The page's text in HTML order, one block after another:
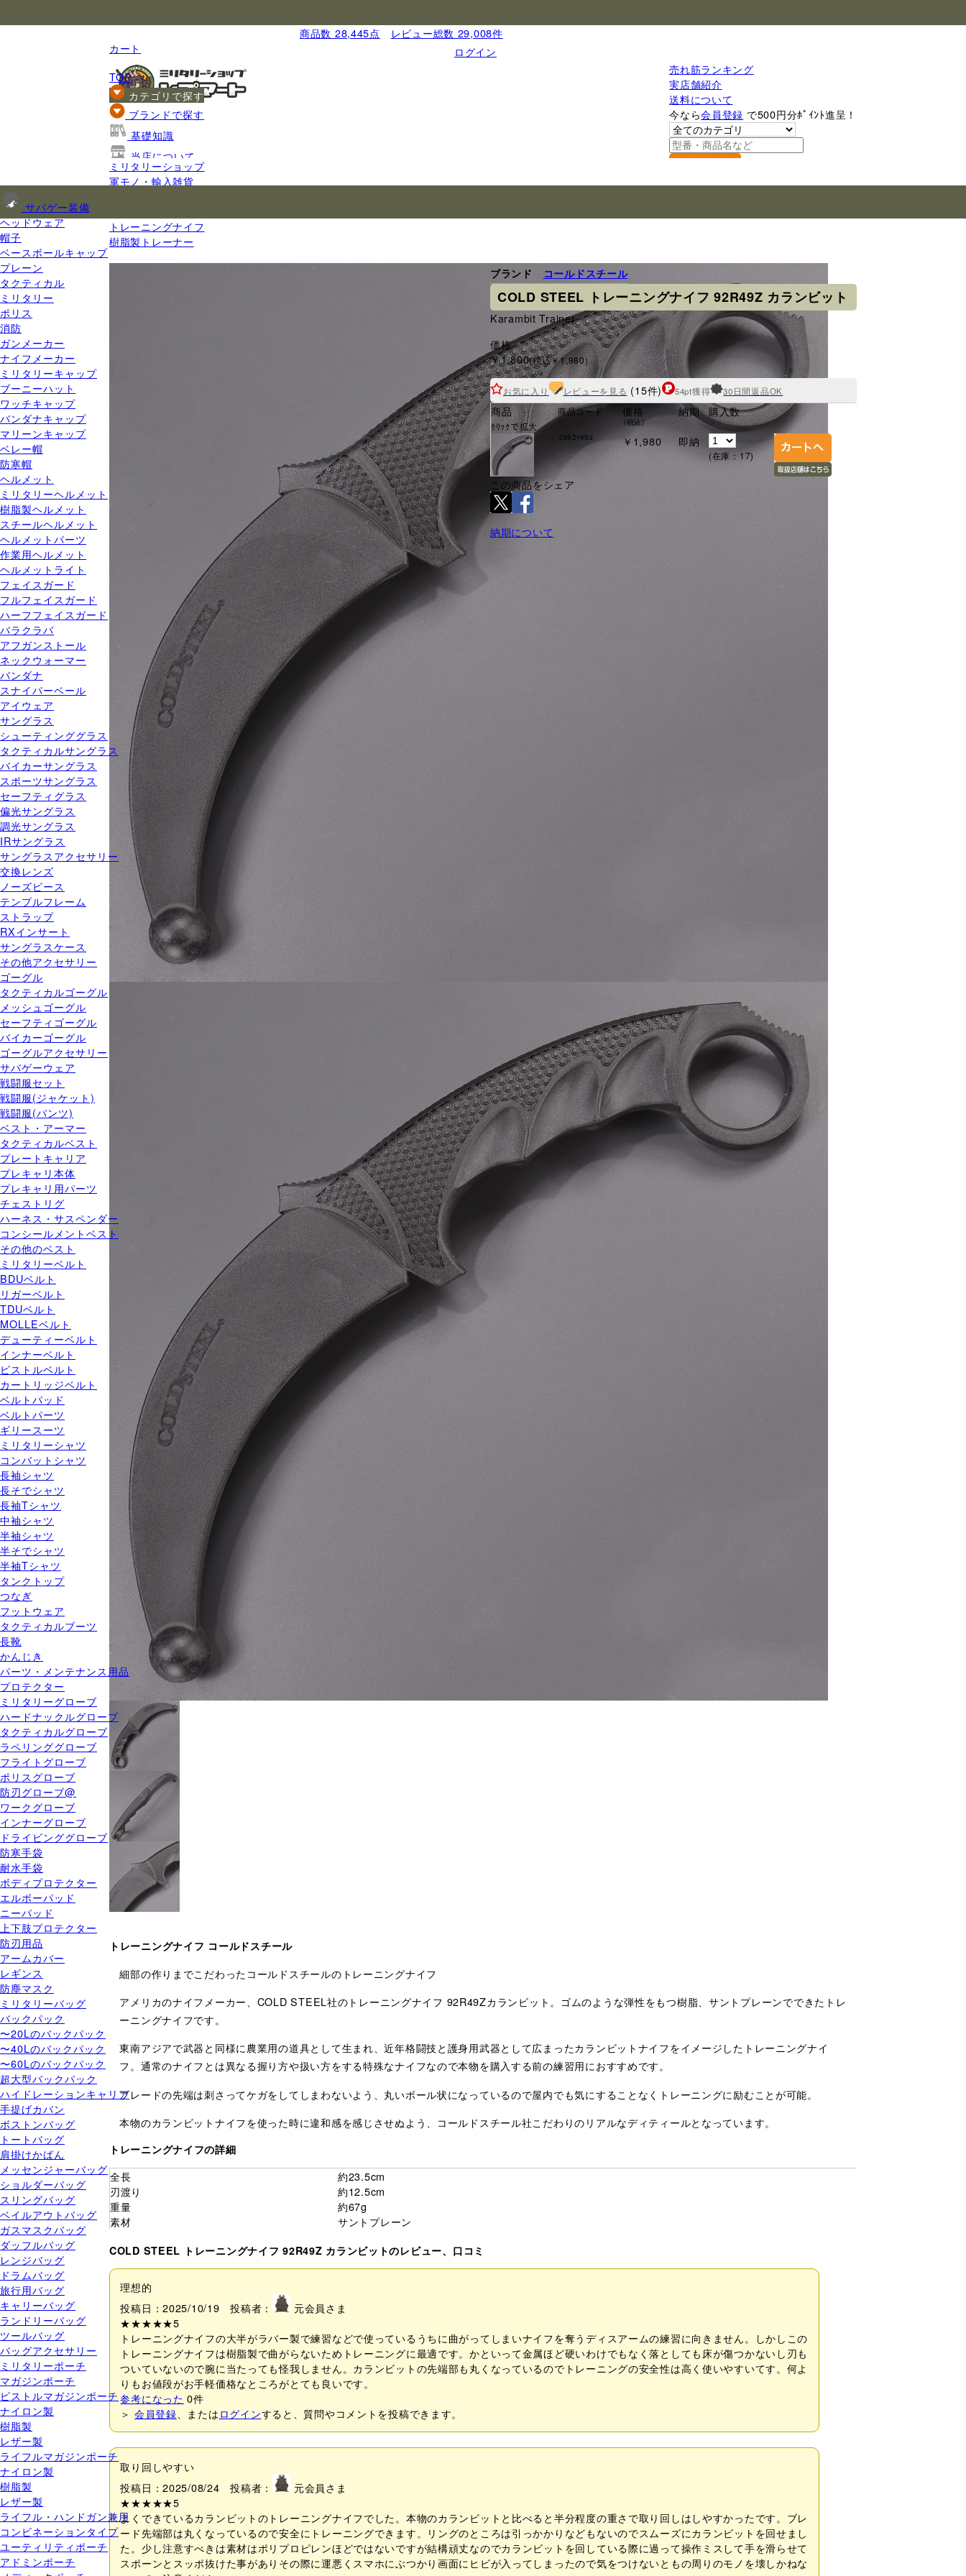
商品数 28,445点
レビュー総数 29,008件
ログイン
カート
売れ筋ランキング
実店舗紹介
送料について
今なら会員登録 で500円分ﾎﾟｲﾝﾄ進呈！
TOP
カテゴリで探す
サバゲー装備
ヘッドウェア
帽子
ベースボールキャップ
プレーン
タクティカル
ミリタリー
ポリス
消防
ガンメーカー
ナイフメーカー
ミリタリーキャップ
ブーニーハット
ワッチキャップ
バンダナキャップ
マリーンキャップ
ベレー帽
防寒帽
ヘルメット
ミリタリーヘルメット
樹脂製ヘルメット
スチールヘルメット
ヘルメットパーツ
作業用ヘルメット
ヘルメットライト
フェイスガード
フルフェイスガード
ハーフフェイスガード
バラクラバ
アフガンストール
ネックウォーマー
バンダナ
スナイパーベール
アイウェア
サングラス
シューティンググラス
タクティカルサングラス
バイカーサングラス
スポーツサングラス
セーフティグラス
偏光サングラス
調光サングラス
IRサングラス
サングラスアクセサリー
交換レンズ
ノーズピース
テンプルフレーム
ストラップ
RXインサート
サングラスケース
その他アクセサリー
ゴーグル
タクティカルゴーグル
メッシュゴーグル
セーフティゴーグル
バイカーゴーグル
ゴーグルアクセサリー
サバゲーウェア
戦闘服セット
戦闘服(ジャケット)
戦闘服(パンツ)
ベスト・アーマー
タクティカルベスト
プレートキャリア
プレキャリ本体
プレキャリ用パーツ
チェストリグ
ハーネス・サスペンダー
コンシールメントベスト
その他のベスト
ミリタリーベルト
BDUベルト
リガーベルト
TDUベルト
MOLLEベルト
デューティーベルト
インナーベルト
ピストルベルト
カートリッジベルト
ベルトパッド
ベルトパーツ
ギリースーツ
ミリタリーシャツ
コンバットシャツ
長袖シャツ
長そでシャツ
長袖Tシャツ
中袖シャツ
半袖シャツ
半そでシャツ
半袖Tシャツ
タンクトップ
つなぎ
フットウェア
タクティカルブーツ
長靴
かんじき
パーツ・メンテナンス用品
プロテクター
ミリタリーグローブ
ハードナックルグローブ
タクティカルグローブ
ラペリンググローブ
フライトグローブ
ポリスグローブ
防刃グローブ@
ワークグローブ
インナーグローブ
ドライビンググローブ
防寒手袋
耐水手袋
ボディプロテクター
エルボーパッド
ニーパッド
上下肢プロテクター
防刃用品
アームカバー
レギンス
防塵マスク
ミリタリーバッグ
バックパック
〜20Lのバックパック
〜40Lのバックパック
〜60Lのバックパック
超大型バックパック
ハイドレーションキャリア
手提げカバン
ボストンバッグ
トートバッグ
肩掛けかばん
メッセンジャーバッグ
ショルダーバッグ
スリングバッグ
ベイルアウトバッグ
ガスマスクバッグ
ダッフルバッグ
レンジバッグ
ドラムバッグ
旅行用バッグ
キャリーバッグ
ランドリーバッグ
ツールバッグ
バッグアクセサリー
ミリタリーポーチ
マガジンポーチ
ピストルマガジンポーチ
ナイロン製
樹脂製
レザー製
ライフルマガジンポーチ
ナイロン製
樹脂製
レザー製
ライフル・ハンドガン兼用
コンビネーションタイプ
ユーティリティポーチ
アドミンポーチ
ブランドで探す
基礎知識
当店について
ご利用ガイド
ミリタリーショップ
軍モノ・輸入雑貨
トレーニングナイフ
樹脂製トレーナー
ブランド コールドスチール
COLD STEEL トレーニングナイフ 92R49Z カランビット
Karambit Trainer
価格
￥1,800(税込￥1,980)
お気に入り レビューを見る (15件) 54pt獲得 30日間返品OK
商品
ｸﾘｯｸで拡大
商品コード 価格
(税込)
納期 購入数
cs92r49z ￥1,980 即納
(在庫：17)
この商品をシェア
納期について
トレーニングナイフ コールドスチール
細部の作りまでこだわったコールドスチールのトレーニングナイフ
アメリカのナイフメーカー、COLD STEEL社のトレーニングナイフ 92R49Zカランビット。ゴムのような弾性をもつ樹脂、サントプレーンでできたトレ
ーニングナイフです。
東南アジアで武器と同様に農業用の道具として生まれ、近年格闘技と護身用武器として広まったカランビットナイフをイメージしたトレーニングナイ
フ。通常のナイフとは異なる握り方や扱い方をする特殊なナイフなので本物を購入する前の練習用におすすめです。
ブレードの先端は刺さってケガをしてしまわないよう、丸いボール状になっているので屋内でも気にすることなくトレーニングに励むことが可能。
本物のカランビットナイフを使った時に違和感を感じさせぬよう、コールドスチール社こだわりのリアルなディティールとなっています。
トレーニングナイフの詳細
全長
約23.5cm
刃渡り
約12.5cm
重量
約67g
素材
サントプレーン
COLD STEEL トレーニングナイフ 92R49Z カランビットのレビュー、口コミ
理想的
投稿日：2025/10/19 投稿者：
元会員さま
★★★★★5
トレーニングナイフの大半がラバー製で練習などで使っているうちに曲がってしまいナイフを奪うディスアームの練習に向きません。しかしこの
トレーニングナイフは樹脂製で曲がらないためトレーニングに最適です。かといって金属ほど硬いわけでもなく落としても床が傷つかないし刃も
ついていないので腕に当たっても怪我しません。カランビットの先端部も丸くなっているのでトレーニングの安全性は高く使いやすいてす。何よ
りもお値段がお手軽価格なところがとても良いです。
参考になった 0件
＞ 会員登録、またはログインすると、質問やコメントを投稿できます。
取り回しやすい
投稿日：2025/08/24 投稿者：
元会員さま
★★★★★5
よくできているカランビットのトレーニングナイフでした。本物のカランビットと比べると半分程度の重さで取り回しはしやすかったです。ブレ
ード先端部は丸くなっているので安全にトレーニングできます。リングのところは引っかかりなどもないのでスムーズにカランビットを回せまし
た。少し注意すべきは素材はポリプロピレンほどではないですが結構頑丈なのでカランビットを回している際に過って操作ミスして手を滑らせて
スポーンとスッポ抜けた事がありその際に運悪くスマホにぶつかり画面にヒビが入ってしまったので気をつけないともの周りのモノを壊しかねな